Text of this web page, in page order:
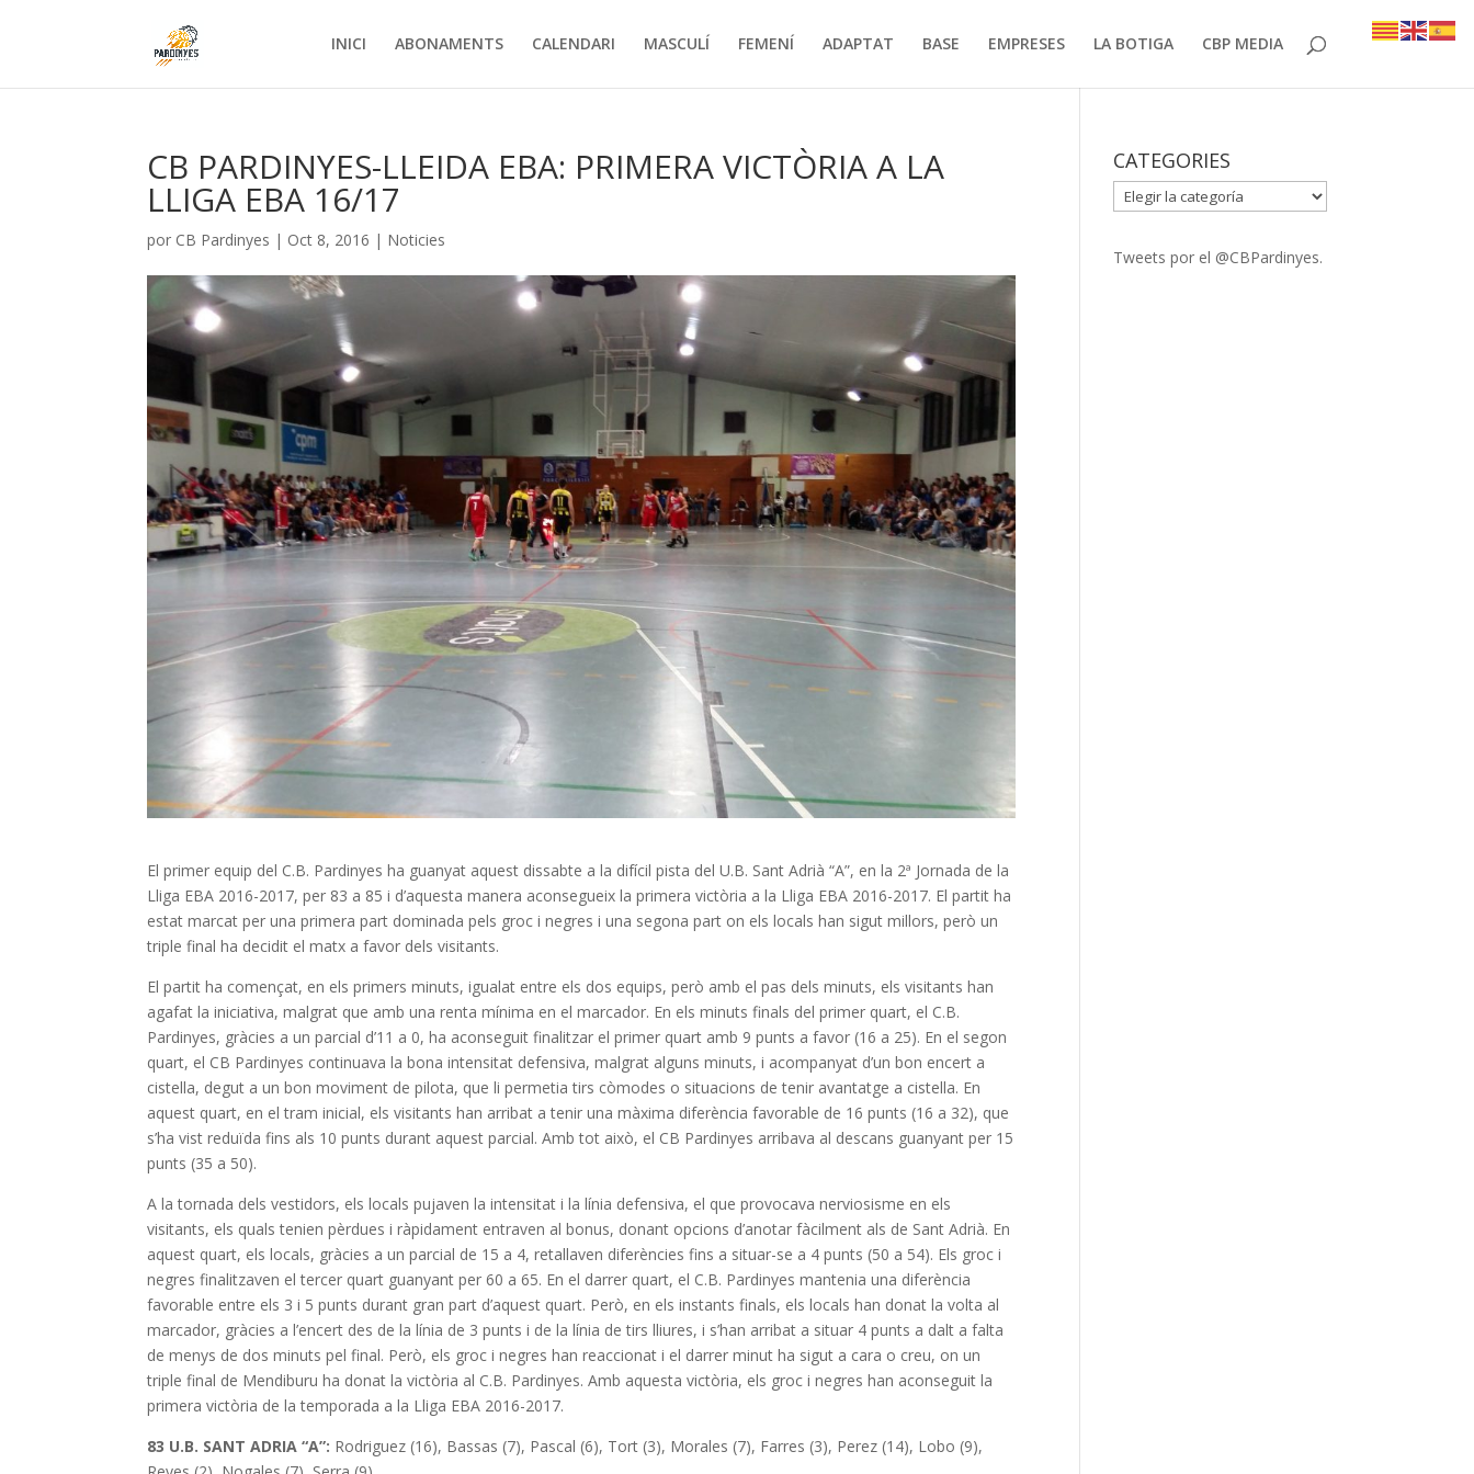
INICI ABONAMENTS CALENDARI MASCULÍ FEMENÍ ADAPTAT BASE EMPRESES LA BOTIGA CBP MEDIA
CB PARDINYES-LLEIDA EBA: PRIMERA VICTÒRIA A LA
LLIGA EBA 16/17
por CB Pardinyes | Oct 8, 2016 | Noticies
El primer equip del C.B. Pardinyes ha guanyat aquest dissabte a la difícil pista del U.B. Sant Adrià “A”, en la 2ª Jornada de la
Lliga EBA 2016-2017, per 83 a 85 i d’aquesta manera aconsegueix la primera victòria a la Lliga EBA 2016-2017. El partit ha
estat marcat per una primera part dominada pels groc i negres i una segona part on els locals han sigut millors, però un
triple final ha decidit el matx a favor dels visitants.
El partit ha començat, en els primers minuts, igualat entre els dos equips, però amb el pas dels minuts, els visitants han
agafat la iniciativa, malgrat que amb una renta mínima en el marcador. En els minuts finals del primer quart, el C.B.
Pardinyes, gràcies a un parcial d’11 a 0, ha aconseguit finalitzar el primer quart amb 9 punts a favor (16 a 25). En el segon
quart, el CB Pardinyes continuava la bona intensitat defensiva, malgrat alguns minuts, i acompanyat d’un bon encert a
cistella, degut a un bon moviment de pilota, que li permetia tirs còmodes o situacions de tenir avantatge a cistella. En
aquest quart, en el tram inicial, els visitants han arribat a tenir una màxima diferència favorable de 16 punts (16 a 32), que
s’ha vist reduïda fins als 10 punts durant aquest parcial. Amb tot això, el CB Pardinyes arribava al descans guanyant per 15
punts (35 a 50).
A la tornada dels vestidors, els locals pujaven la intensitat i la línia defensiva, el que provocava nerviosisme en els
visitants, els quals tenien pèrdues i ràpidament entraven al bonus, donant opcions d’anotar fàcilment als de Sant Adrià. En
aquest quart, els locals, gràcies a un parcial de 15 a 4, retallaven diferències fins a situar-se a 4 punts (50 a 54). Els groc i
negres finalitzaven el tercer quart guanyant per 60 a 65. En el darrer quart, el C.B. Pardinyes mantenia una diferència
favorable entre els 3 i 5 punts durant gran part d’aquest quart. Però, en els instants finals, els locals han donat la volta al
marcador, gràcies a l’encert des de la línia de 3 punts i de la línia de tirs lliures, i s’han arribat a situar 4 punts a dalt a falta
de menys de dos minuts pel final. Però, els groc i negres han reaccionat i el darrer minut ha sigut a cara o creu, on un
triple final de Mendiburu ha donat la victòria al C.B. Pardinyes. Amb aquesta victòria, els groc i negres han aconseguit la
primera victòria de la temporada a la Lliga EBA 2016-2017.
83 U.B. SANT ADRIA “A”: Rodriguez (16), Bassas (7), Pascal (6), Tort (3), Morales (7), Farres (3), Perez (14), Lobo (9),
CATEGORIES
CATEGORIES
Tweets por el @CBPardinyes.